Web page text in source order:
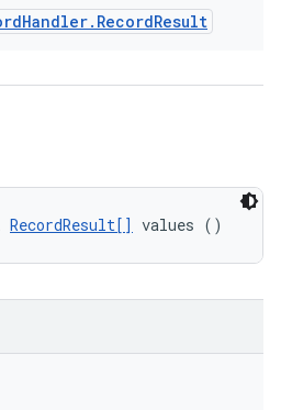
Handler. RecordResult
RecordResult[] values ()